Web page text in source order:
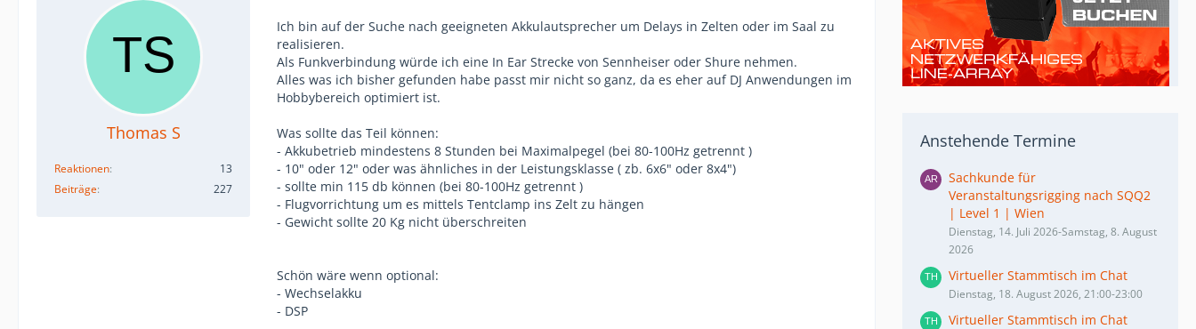
Thomas S
Reaktionen
13
Beiträge
227
Ich bin auf der Suche nach geeigneten Akkulautsprecher um Delays in Zelten oder im Saal zu
realisieren.
Als Funkverbindung würde ich eine In Ear Strecke von Sennheiser oder Shure nehmen.
Alles was ich bisher gefunden habe passt mir nicht so ganz, da es eher auf DJ Anwendungen im
Hobbybereich optimiert ist.
Was sollte das Teil können:
- Akkubetrieb mindestens 8 Stunden bei Maximalpegel (bei 80-100Hz getrennt )
- 10" oder 12" oder was ähnliches in der Leistungsklasse ( zb. 6x6" oder 8x4")
- sollte min 115 db können (bei 80-100Hz getrennt )
- Flugvorrichtung um es mittels Tentclamp ins Zelt zu hängen
- Gewicht sollte 20 Kg nicht überschreiten
Schön wäre wenn optional:
- Wechselakku
- DSP
Anstehende Termine
Sachkunde für
Veranstaltungsrigging nach SQQ2
| Level 1 | Wien
Dienstag, 14. Juli 2026-Samstag, 8. August
2026
Virtueller Stammtisch im Chat
Dienstag, 18. August 2026, 21:00-23:00
Virtueller Stammtisch im Chat